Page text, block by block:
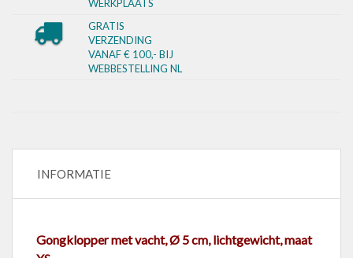
WERKPLAATS
GRATIS
VERZENDING
VANAF € 100,- BIJ
WEBBESTELLING NL
INFORMATIE
Gongklopper met vacht, Ø 5 cm, lichtgewicht, maat